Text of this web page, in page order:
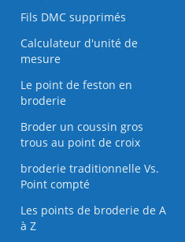
Fils DMC supprimés
Calculateur d'unité de
mesure
Le point de feston en
broderie
Broder un coussin gros
trous au point de croix
broderie traditionnelle Vs.
Point compté
Les points de broderie de A
à Z